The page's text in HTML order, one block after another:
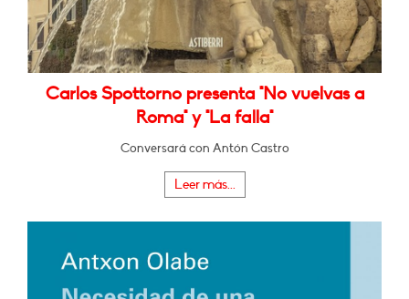
Carlos Spottorno presenta "No vuelvas a
Roma" y "La falla"
Conversará con Antón Castro
Leer más...